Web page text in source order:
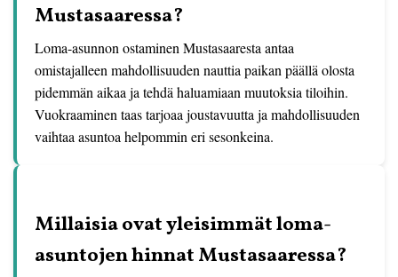
Mustasaaressa?
Loma-asunnon ostaminen Mustasaaresta antaa
omistajalleen mahdollisuuden nauttia paikan päällä olosta
pidemmän aikaa ja tehdä haluamiaan muutoksia tiloihin.
Vuokraaminen taas tarjoaa joustavuutta ja mahdollisuuden
vaihtaa asuntoa helpommin eri sesonkeina.
Millaisia ovat yleisimmät loma-
asuntojen hinnat Mustasaaressa?